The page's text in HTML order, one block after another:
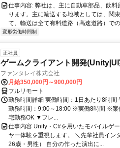
仕事内容: 弊社は、主に自動車部品、飲
ります。主に輸送する地域としては、関
て、輸送は全て有料道路（高速道路）で
変形労働時間制
正社員
ゲームクライアント開発
ファンタレイ株式会社
月給350,000円～900,000円
フルリモート
勤務時間詳細 実働時間：1日あたり8時間
勤務時間：9:00～18:00 ※実働8時間 ※
宅勤務OK ▼フレ...
仕事内容 Unity・C#を用いたモバイルゲ
ヤー体験を重視します。 ＼先輩社員イン
26歳・男性） 自分の作った演出に...